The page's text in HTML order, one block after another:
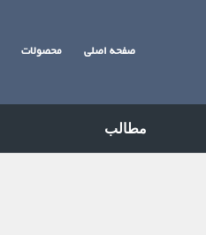
صفحه اصلی محصولات
مطالب